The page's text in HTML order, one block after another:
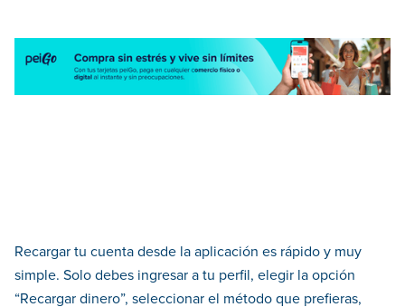
Recargar tu cuenta desde la aplicación es rápido y muy
simple. Solo debes ingresar a tu perfil, elegir la opción
“Recargar dinero”, seleccionar el método que prefieras,